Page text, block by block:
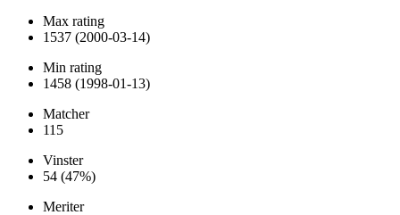
Max rating
1537 (2000-03-14)
Min rating
1458 (1998-01-13)
Matcher
115
Vinster
54 (47%)
Meriter